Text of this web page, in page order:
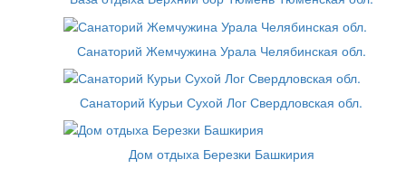
Санаторий Жемчужина Урала Челябинская обл.
Санаторий Курьи Сухой Лог Свердловская обл.
Дом отдыха Березки Башкирия